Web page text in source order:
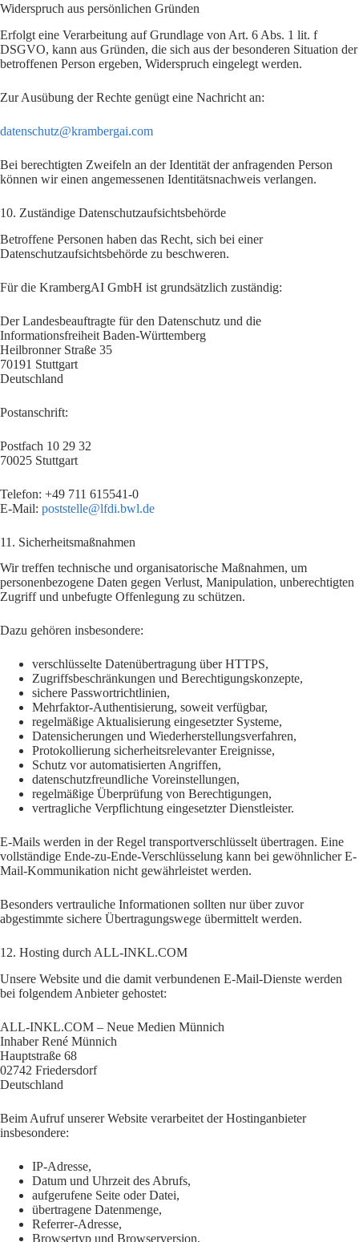
Widerspruch aus persönlichen Gründen
Erfolgt eine Verarbeitung auf Grundlage von Art. 6 Abs. 1 lit. f
DSGVO, kann aus Gründen, die sich aus der besonderen Situation der
betroffenen Person ergeben, Widerspruch eingelegt werden.
Zur Ausübung der Rechte genügt eine Nachricht an:
datenschutz@krambergai.com
Bei berechtigten Zweifeln an der Identität der anfragenden Person
können wir einen angemessenen Identitätsnachweis verlangen.
10. Zuständige Datenschutzaufsichtsbehörde
Betroffene Personen haben das Recht, sich bei einer
Datenschutzaufsichtsbehörde zu beschweren.
Für die KrambergAI GmbH ist grundsätzlich zuständig:
Der Landesbeauftragte für den Datenschutz und die
Informationsfreiheit Baden-Württemberg
Heilbronner Straße 35
70191 Stuttgart
Deutschland
Postanschrift:
Postfach 10 29 32
70025 Stuttgart
Telefon: +49 711 615541-0
E-Mail: poststelle@lfdi.bwl.de
11. Sicherheitsmaßnahmen
Wir treffen technische und organisatorische Maßnahmen, um
personenbezogene Daten gegen Verlust, Manipulation, unberechtigten
Zugriff und unbefugte Offenlegung zu schützen.
Dazu gehören insbesondere:
verschlüsselte Datenübertragung über HTTPS,
Zugriffsbeschränkungen und Berechtigungskonzepte,
sichere Passwortrichtlinien,
Mehrfaktor-Authentisierung, soweit verfügbar,
regelmäßige Aktualisierung eingesetzter Systeme,
Datensicherungen und Wiederherstellungsverfahren,
Protokollierung sicherheitsrelevanter Ereignisse,
Schutz vor automatisierten Angriffen,
datenschutzfreundliche Voreinstellungen,
regelmäßige Überprüfung von Berechtigungen,
vertragliche Verpflichtung eingesetzter Dienstleister.
E-Mails werden in der Regel transportverschlüsselt übertragen. Eine
vollständige Ende-zu-Ende-Verschlüsselung kann bei gewöhnlicher E-
Mail-Kommunikation nicht gewährleistet werden.
Besonders vertrauliche Informationen sollten nur über zuvor
abgestimmte sichere Übertragungswege übermittelt werden.
12. Hosting durch ALL-INKL.COM
Unsere Website und die damit verbundenen E-Mail-Dienste werden
bei folgendem Anbieter gehostet:
ALL-INKL.COM – Neue Medien Münnich
Inhaber René Münnich
Hauptstraße 68
02742 Friedersdorf
Deutschland
Beim Aufruf unserer Website verarbeitet der Hostinganbieter
insbesondere:
IP-Adresse,
Datum und Uhrzeit des Abrufs,
aufgerufene Seite oder Datei,
übertragene Datenmenge,
Referrer-Adresse,
Browsertyp und Browserversion,